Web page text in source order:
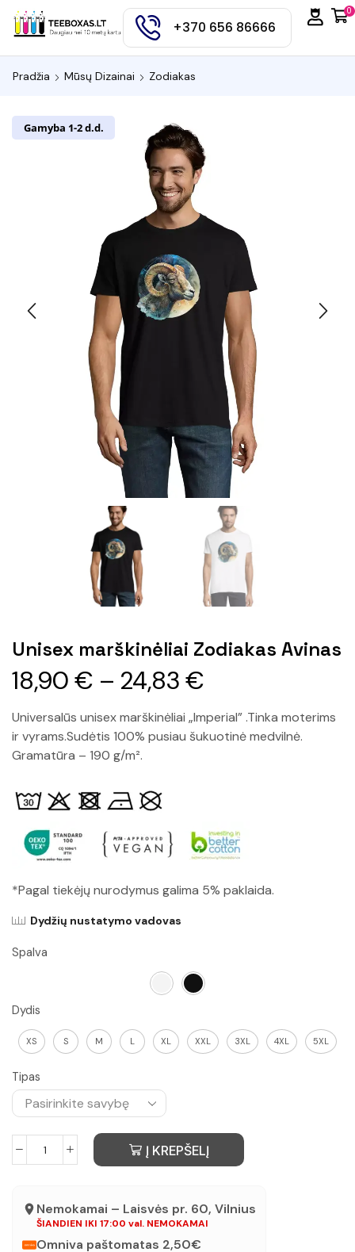
+370 656 86666
0
Pradžia Mūsų Dizainai Zodiakas
Gamyba 1-2 d.d.
Unisex marškinėliai Zodiakas Avinas
18,90€ – 24,83€
Universalūs unisex marškinėliai „Imperial” .Tinka moterims
ir vyrams.Sudėtis 100% pusiau šukuotinė medvilnė.
Gramatūra – 190 g/m².
*Pagal tiekėjų nurodymus galima 5% paklaida.
Dydžių nustatymo vadovas
Spalva
Dydis
XS S M L XL XXL 3XL 4XL 5XL
Tipas
Į KREPŠELĮ
Nemokamai – Laisvės pr. 60, Vilnius
ŠIANDIEN IKI 17:00 val. NEMOKAMAI
Omniva paštomatas 2,50€